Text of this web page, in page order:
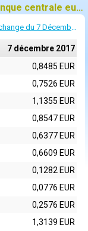
Taux de change de reference de la Banque centrale europeenne (BCE) pour 7 décembre 2017
du 7 Décembre 2017
7 décembre 2017
0,8485 EUR
0,7526 EUR
1,1355 EUR
0,8547 EUR
0,6377 EUR
0,6609 EUR
0,1282 EUR
0,0776 EUR
0,2576 EUR
1,3139 EUR